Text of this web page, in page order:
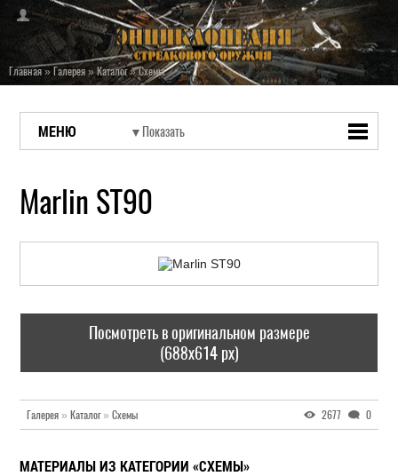
Главная»Галерея»Каталог»Схемы
МЕНЮ
Marlin ST90
Посмотреть в оригинальном размере
(688x614 px)
Галерея » Каталог» Схемы 2677 0
МАТЕРИАЛЫ ИЗ КАТЕГОРИИ «СХЕМЫ»